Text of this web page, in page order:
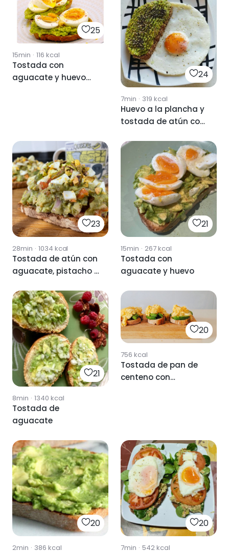
25
15min · 116 kcal
Tostada con
aguacate y huevo
24
7min · 319 kcal
Huevo a la plancha y
tostada de atún con
23
28min · 1034 kcal
Tostada de atún con
aguacate, pistacho y
21
15min · 267kcal
Tostada con
aguacate y huevo
21
8min · 1340 kcal
Tostada de
aguacate
20
756 kcal
Tostada de pan de
centeno con
20
2min · 386 kcal
20
7min · 542kcal